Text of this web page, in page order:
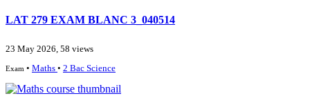
LAT 279 EXAM BLANC 3_040514
23 May 2026, 58 views
Exam • Maths • 2 Bac Science